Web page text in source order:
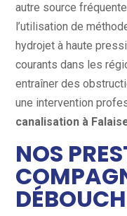
autre source
l’utilisation de
hydrojet à haute
courants dans les
entraîner des
une intervention
canalisation à
NOS